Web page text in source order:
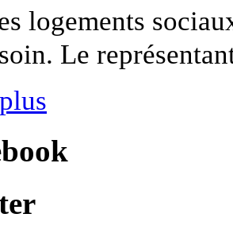
logements
Le